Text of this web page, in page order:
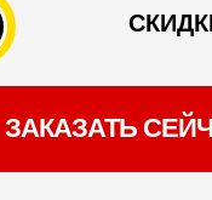
ЗАКАЗАТЬ